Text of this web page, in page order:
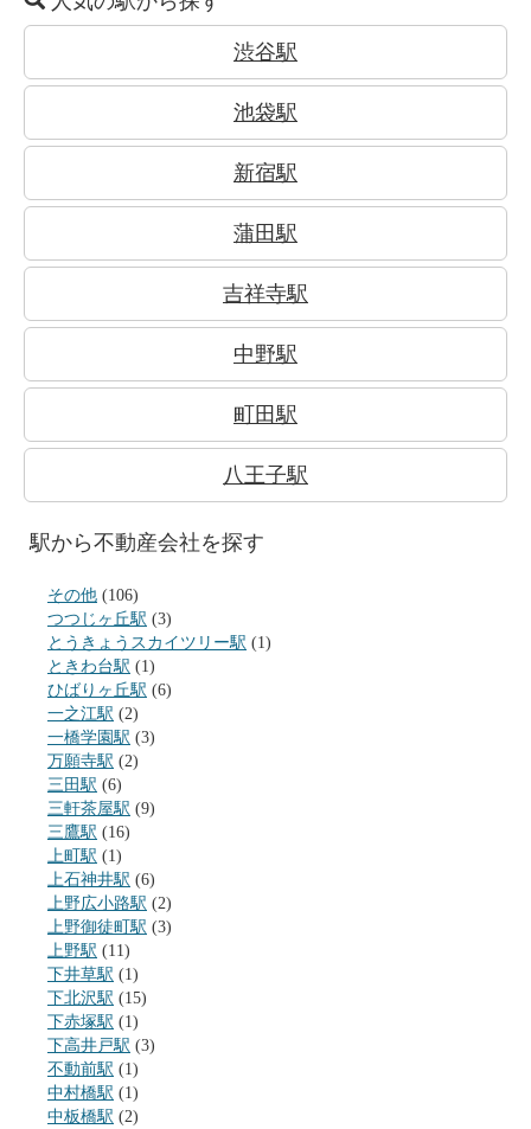
渋谷駅
池袋駅
新宿駅
蒲田駅
吉祥寺駅
中野駅
町田駅
八王子駅
駅から不動産会社を探す
その他 (106)
つつじヶ丘駅 (3)
とうきょうスカイツリー駅 (1)
ときわ台駅 (1)
ひばりヶ丘駅 (6)
一之江駅 (2)
一橋学園駅 (3)
万願寺駅 (2)
三田駅 (6)
三軒茶屋駅 (9)
三鷹駅 (16)
上町駅 (1)
上石神井駅 (6)
上野広小路駅 (2)
上野御徒町駅 (3)
上野駅 (11)
下井草駅 (1)
下北沢駅 (15)
下赤塚駅 (1)
下高井戸駅 (3)
不動前駅 (1)
中村橋駅 (1)
中板橋駅 (2)